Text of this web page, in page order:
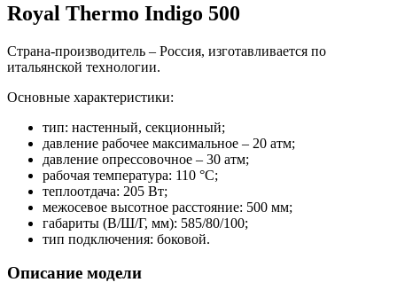
Royal Thermo Indigo 500
Страна-производитель – Россия, изготавливается по
итальянской технологии.
Основные характеристики:
тип: настенный, секционный;
давление рабочее максимальное – 20 атм;
давление опрессовочное – 30 атм;
рабочая температура: 110 °С;
теплоотдача: 205 Вт;
межосевое высотное расстояние: 500 мм;
габариты (В/Ш/Г, мм): 585/80/100;
тип подключения: боковой.
Описание модели